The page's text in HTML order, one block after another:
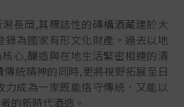
長岡,其標誌性的磚構酒藏建於大
錄為國家有形文化財產。過去以地
心,釀造與在地生活緊密相連的清
傳統精神的同時,更將視野拓展至日
力成為一家既能恪守傳統、又能以
的新時代酒造。